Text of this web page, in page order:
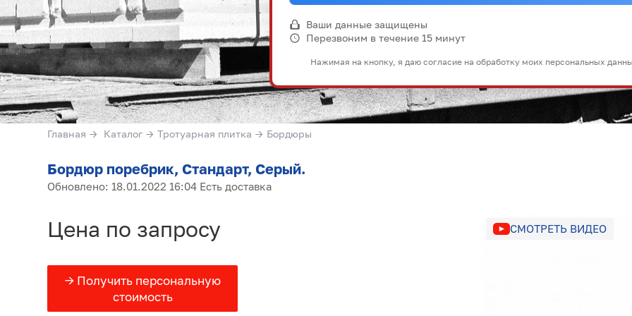
Ваши данные защищены
Перезвоним в течение 15 минут
Нажимая на кнопку, я даю согласие на обработку моих персональных
Главная → Каталог → Тротуарная плитка → Бордюры
Бордюр поребрик, Стандарт, Серый.
Обновлено: 18.01.2022 16:04 Есть доставка
Цена по запросу
→ Получить персональную
стоимость
СМОТРЕТЬ ВИДЕО